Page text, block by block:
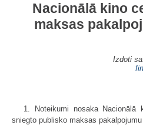
Nacionālā kino
maksas
Izdoti
1. Noteikumi nosaka Nacionālā
sniegto publisko maksas pakalpojumu